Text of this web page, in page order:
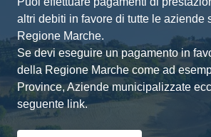
altri debiti in favore di tutte le aziende
Regione Marche.
Se devi eseguire un pagamento in
della Regione Marche come ad
Province, Aziende municipalizzate
seguente link.